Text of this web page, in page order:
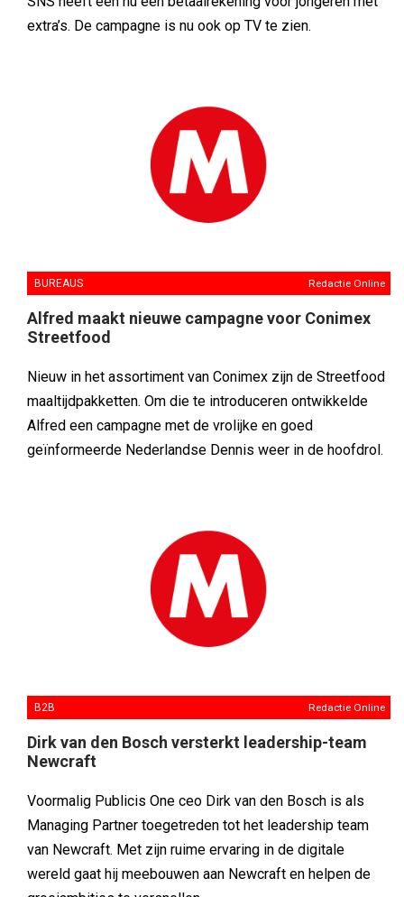
extra’s. De campagne is nu ook op TV te zien.
BUREAUS Redactie Online
Alfred maakt nieuwe campagne voor Conimex
Streetfood
Nieuw in het assortiment van Conimex zijn de Streetfood
maaltijdpakketten. Om die te introduceren ontwikkelde
Alfred een campagne met de vrolijke en goed
geïnformeerde Nederlandse Dennis weer in de hoofdrol.
B2B Redactie Online
Dirk van den Bosch versterkt leadership-team
Newcraft
Voormalig Publicis One ceo Dirk van den Bosch is als
Managing Partner toegetreden tot het leadership team
van Newcraft. Met zijn ruime ervaring in de digitale
wereld gaat hij meebouwen aan Newcraft en helpen de